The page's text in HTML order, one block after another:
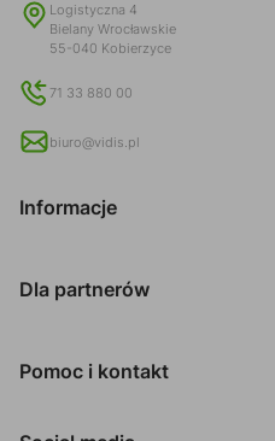
Logistyczna 4
Bielany Wrocławskie
55-040 Kobierzyce
71 33 880 00
biuro@vidis.pl
Informacje
Dla partnerów
Pomoc i kontakt